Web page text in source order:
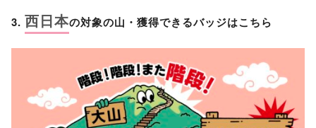
3. 西日本の対象の山・獲得できるバッジはこちら